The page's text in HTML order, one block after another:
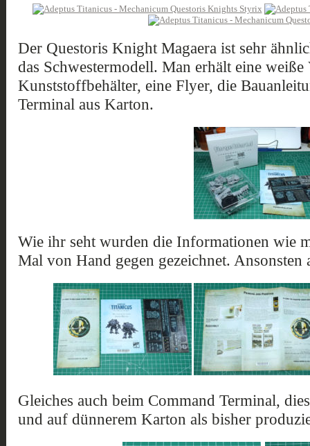
Der Questoris Knight Magaera ist sehr
das Schwestermodell. Man erhält eine weiße
Kunststoffbehälter, eine Flyer, die
Terminal aus Karton.
Wie ihr seht wurden die Informationen wie
Mal von Hand gegen gezeichnet.
Gleiches auch beim Command Terminal,
und auf dünnerem Karton als bisher